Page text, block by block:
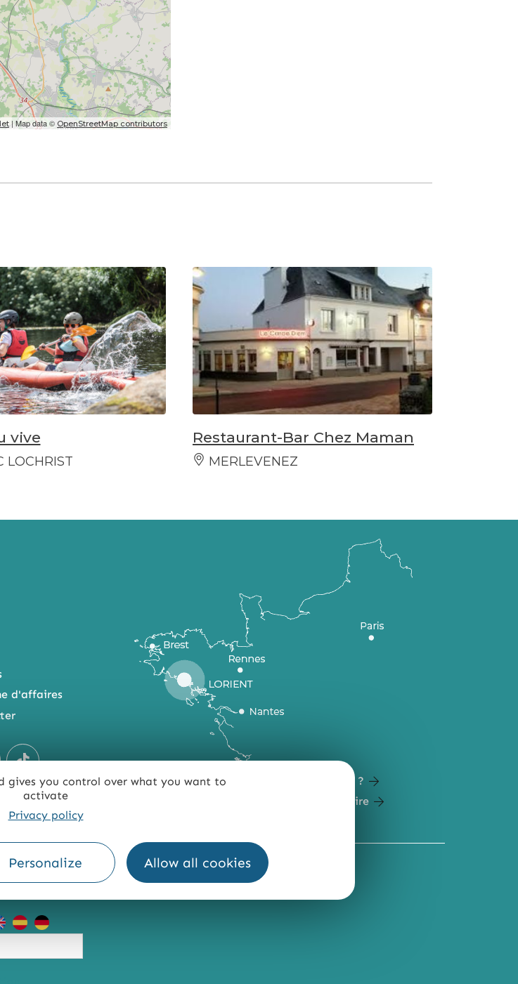
gives you control over what you want to
activate
Privacy policy
Personalize Allow all cookies
| Map data © OpenStreetMap contributors
vive
LOCHRIST
Restaurant-Bar Chez Maman
MERLEVENEZ
d'affaires
Comment venir ?
Carte du territoire
CONFORME PRESSE QUI SOMMES-NOUS ?